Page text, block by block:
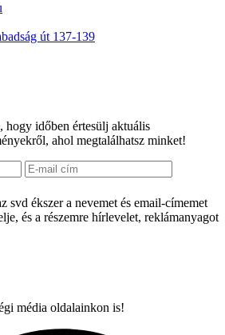
út 137-139
időben értesülj aktuális
ahol megtalálhatsz minket!
svd ékszer a nevemet és email-címemet
és a részemre hírlevelet, reklámanyagot
média oldalainkon is!